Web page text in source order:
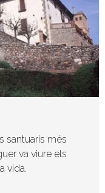
santuaris més
va viure els
vida.